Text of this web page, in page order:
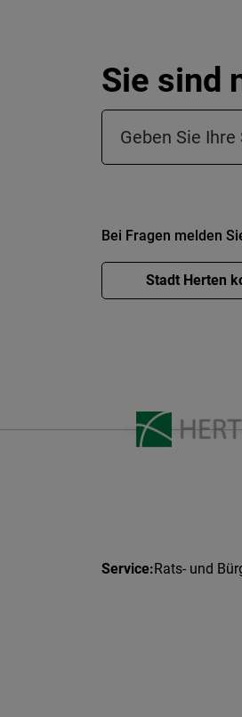
Sie sind
Suchfeld in der
Bei Fragen melden
Stadt Herten
Rats- und